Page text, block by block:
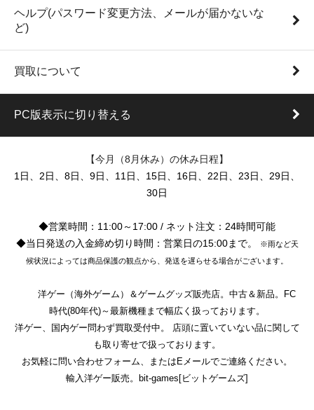
ヘルプ(パスワード変更方法、メールが届かないな
ど)
買取について
PC版表示に切り替える
【今月（8月休み）の休み日程】
1日、2日、8日、9日、11日、15日、16日、22日、23日、29日、
30日
◆営業時間：11:00～17:00 / ネット注文：24時間可能
◆当日発送の入金締め切り時間：営業日の15:00まで。
※雨など天
候状況によっては商品保護の観点から、発送を遅らせる場合がございます。
洋ゲー（海外ゲーム）＆ゲームグッズ販売店。中古＆新品。FC
時代(80年代)～最新機種まで幅広く扱っております。
洋ゲー、国内ゲー問わず買取受付中。 店頭に置いていない品に関して
も取り寄せで扱っております。
お気軽に問い合わせフォーム、またはEメールでご連絡ください。
輸入洋ゲー販売。bit-games[ビットゲームズ]